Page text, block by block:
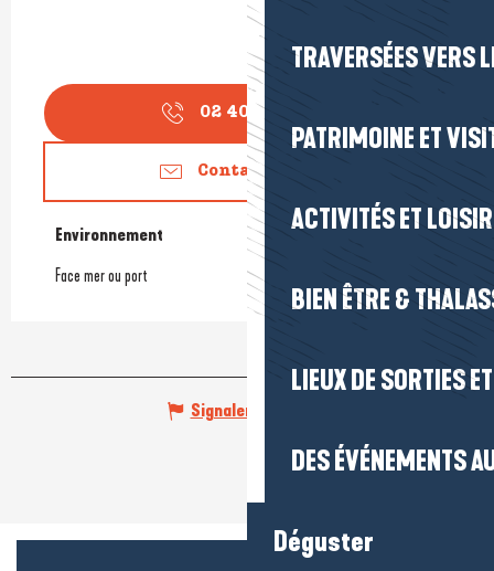
TRAVERSÉES VERS
PATRIMOINE ET
ACTIVITÉS ET
BIEN ÊTRE &
LIEUX DE SORTIES
DES ÉVÉNEMENTS
Déguster
02 40 42 35
Contactez-nous
Environnement
Environnement
Face mer ou port
Signaler une erreur